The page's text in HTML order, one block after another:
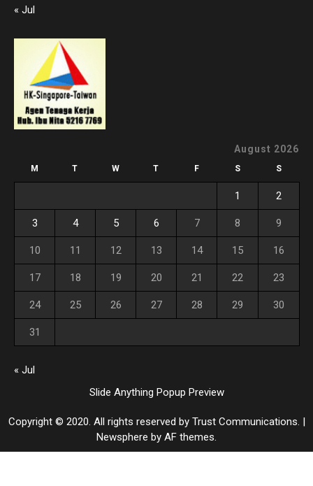
« Jul
August 2026
M T W T F S S
1 2
3 4 5 6 7 8 9
10 11 12 13 14 15 16
17 18 19 20 21 22 23
24 25 26 27 28 29 30
31
« Jul
Slide Anything Popup Preview
Copyright © 2020. All rights reserved by Trust Communications. |
Newsphere by AF themes.